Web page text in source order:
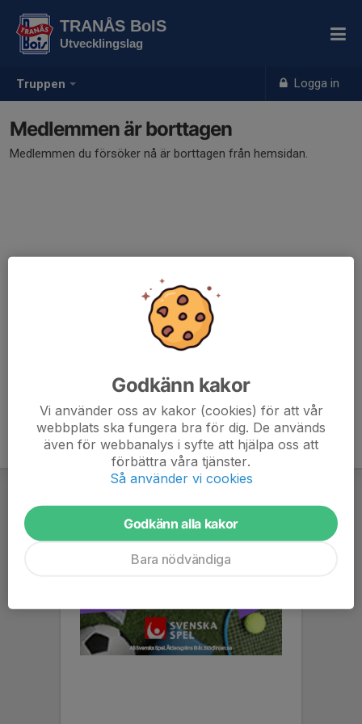
Truppen Logga in
TRANÅS BoIS
Utvecklingslag
Medlemmen är borttagen
Medlemmen du försöker nå är borttagen från hemsidan.
Godkänn kakor
Vi använder oss av kakor (cookies) för att vår
webbplats ska fungera bra för dig. De används
även för webbanalys i syfte att hjälpa oss att
förbättra våra tjänster.
Så använder vi cookies
Godkänn alla kakor
Bara nödvändiga